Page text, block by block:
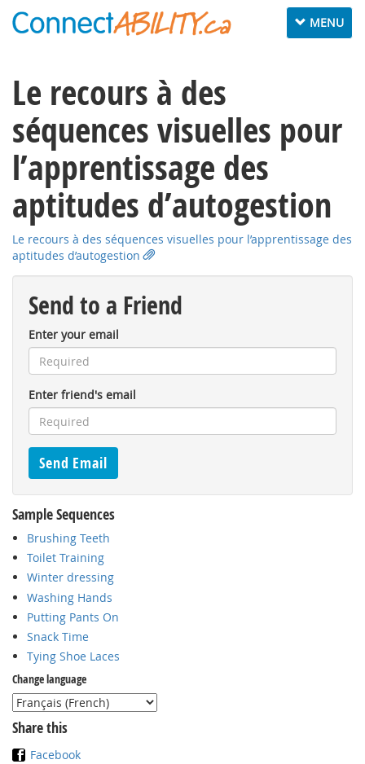
Toggle
navigation
MENU
Le recours à des
séquences visuelles pour
l’apprentissage des
aptitudes d’autogestion
Le recours à des séquences visuelles pour l’apprentissage des
aptitudes d’autogestion
Send to a Friend
Enter your email
Enter friend's email
Sample Sequences
Brushing Teeth
Toilet Training
Winter dressing
Washing Hands
Putting Pants On
Snack Time
Tying Shoe Laces
Change language
Share this
Facebook